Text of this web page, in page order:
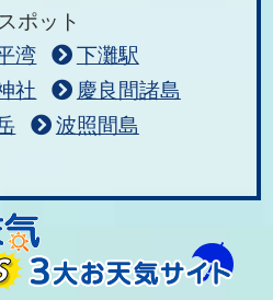
ポット
湾
下灘駅
社
慶良間諸島
波照間島